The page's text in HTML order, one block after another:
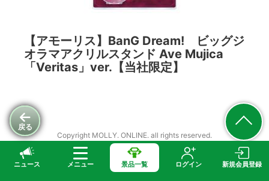
ニュース メニュー 景品一覧 ログイン 新規会員登録
戻る
【アモーリス】BanG Dream! ビッグジ
オラマアクリルスタンド Ave Mujica
「Veritas」ver.【当社限定】
Copyright MOLLY. ONLINE. all rights reserved.